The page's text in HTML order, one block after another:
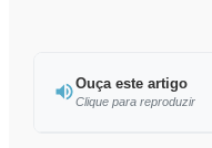
Ouça este artigo
Clique para reproduzir